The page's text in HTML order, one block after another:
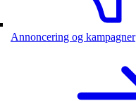
Annoncering og kampagner